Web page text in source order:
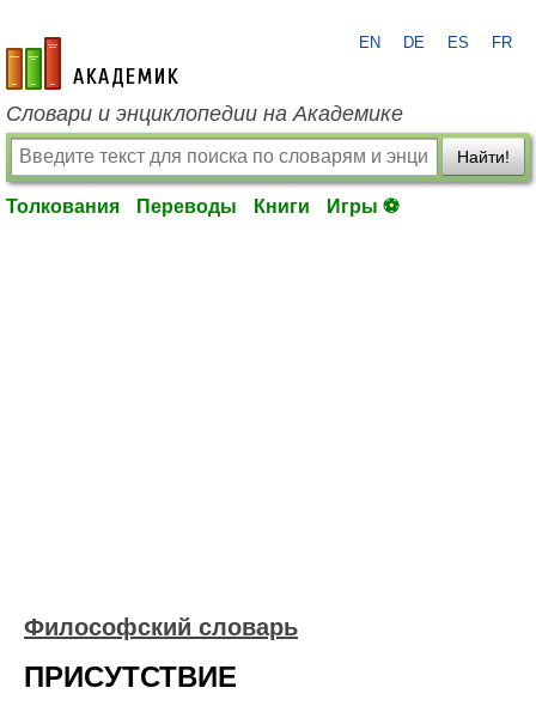
academic.ru
EN DE ES FR
Словари и энциклопедии на Академике
Найти!
Толкования Переводы Книги Игры ⚽
Философский словарь
ПРИСУТСТВИЕ